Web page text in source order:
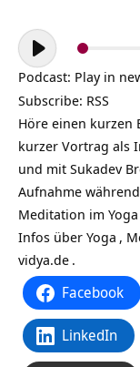
Audio-
Player
Podcast: Play in
Subscribe: RSS
Höre einen kurzen
kurzer Vortrag als
und mit Sukadev
Aufnahme
Meditation im
Infos über Yoga ,
vidya.de .
Facebook
LinkedIn